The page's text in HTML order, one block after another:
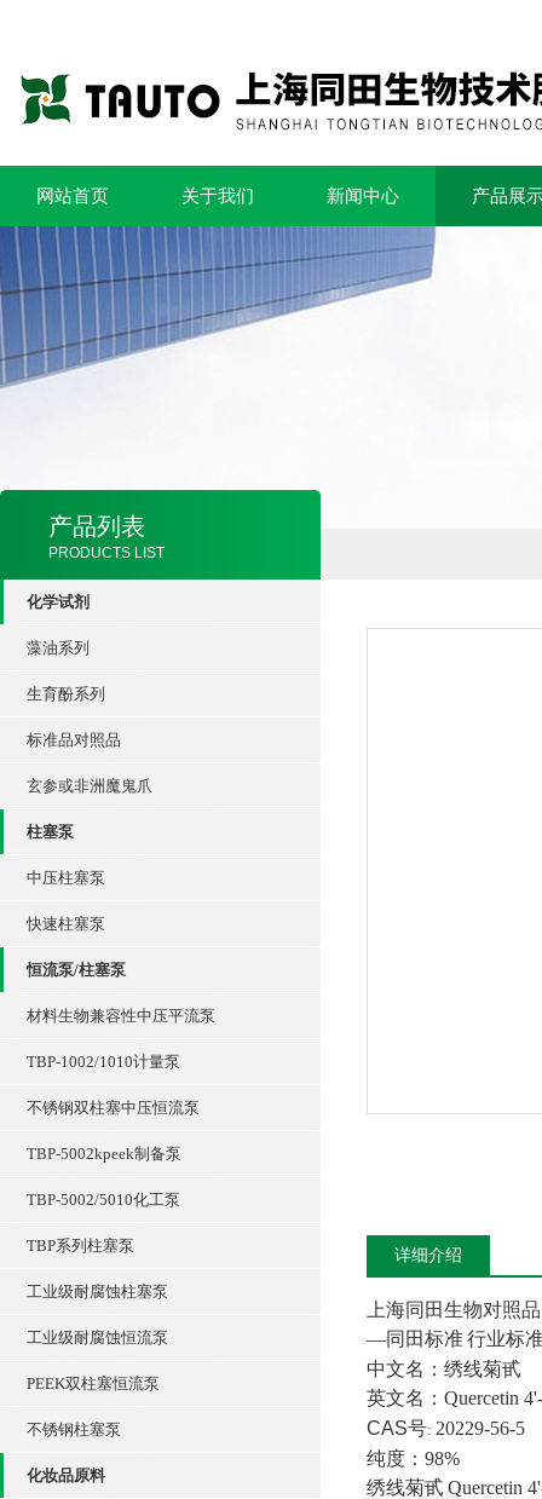
网站首页 关于我们 新闻中心 产品展
产品列表
PRODUCTS LIST
化学试剂
藻油系列
生育酚系列
标准品对照品
玄参或非洲魔鬼爪
柱塞泵
中压柱塞泵
快速柱塞泵
恒流泵/柱塞泵
材料生物兼容性中压平流泵
TBP-1002/1010计量泵
不锈钢双柱塞中压恒流泵
TBP-5002kpeek制备泵
TBP-5002/5010化工泵
TBP系列柱塞泵
工业级耐腐蚀柱塞泵
工业级耐腐蚀恒流泵
PEEK双柱塞恒流泵
不锈钢柱塞泵
化妆品原料
详细介绍
上海同田生物对照品
—同田标准行业标
中文名： 绣线菊甙
英文名： Quercetin
CAS号: 20229-56-5
纯度： 98%
绣线菊甙 Quercetin